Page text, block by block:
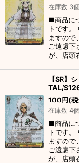
在庫数 3個
■商品に
トです
ますので
ご遠慮下
が、店頭
【SR】
TAL/
100円(
在庫数 4個
■商品に
トです
ますので
ご遠慮下
が、店頭